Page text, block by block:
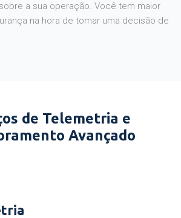
a sua operação. Você tem maior
na hora de tomar uma decisão de
de Telemetria e
Avançado